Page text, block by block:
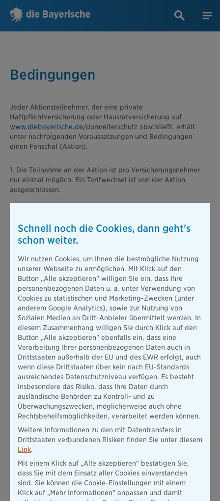
Bedingungen
Jeder Aktionsteilnehmer, der eine private
Haftpflichtversicherung oder Hausratversicherung auf
www.diebayerische.de/domreiterschutz abschließt, erhält
unter nachfolgenden Voraussetzungen und Bedingungen
einen Fanschal (Aktion).
1. Die Teilnahme an der Aktion ist pro Versicherungsnehmer
nur einmal möglich. Ein Tarifwechsel ist von der Aktion
ausgeschlossen.
Fanschals.
3. Den Fanschal erhält der Versicherungsnehmer ca. 4 Wochen
nach Vertragsbeginn, versandt an die im Onlineantrag
hinterlegte Adresse. Vorausgesetzt, dass Sie Ihre
Vertragserklärung nicht innerhalb von 14 Tagen widerrufen,
mindestens der erste Versicherungsbeitrag bezahlt wurde und
der Vertrag ungekündigt ist.
4. Die Bayerische behält sich das Recht vor, die Aktion ohne
Angaben von Gründen zu unterbrechen oder ganz zu
beenden, bzw. den Aktionszeitraum zu verkürzen. Dies gilt
insbesondere im Falle anhaltender technischer Störungen
oder dem Verdacht von technischer Manipulation der Aktion.
Auch für den Fall eines sonstigen Missbrauchs oder eines
Verdachts hierzu behält sich die Bayerische dieses Recht vor.
5. Die Bayerische behält sich das Recht vor, Personen von der
Teilnahme an der Aktion auszuschließen, wenn der Verdacht
besteht, dass sie gegen diese Aktionsbedingungen verstoßen.
Dies gilt insbesondere für den Fall einer mehrmaligen
Teilnahme durch missbräuchlichen Mehrfachabschluss.
Schnell noch die Cookies, dann geht's
schon weiter.
Wir nutzen Cookies, um Ihnen die bestmögliche Nutzung
unserer Webseite zu ermöglichen. Mit Klick auf den
Button „Alle akzeptieren" willigen Sie ein, dass Ihre
personenbezogenen Daten u. a. unter Verwendung von
Cookies zu statistischen und Marketing-Zwecken (unter
anderem Google Analytics), sowie zur Nutzung von
Sozialen Medien an Dritt-Anbieter übermittelt werden. In
diesem Zusammenhang willigen Sie durch Klick auf den
Button „Alle akzeptieren" ebenfalls ein, dass eine
Verarbeitung Ihrer personenbezogenen Daten auch in
Drittstaaten außerhalb der EU und des EWR erfolgt, auch
wenn diese Drittstaaten über kein nach EU-Standards
ausreichendes Datenschutzniveau verfügen. Es besteht
insbesondere das Risiko, dass Ihre Daten durch
ausländische Behörden zu Kontroll- und zu
Überwachungszwecken, möglicherweise auch ohne
Rechtsbehelfsmöglichkeiten, verarbeitet werden können.
Weitere Informationen zu den mit Datentransfers in
Drittstaaten verbundenen Risiken finden Sie unter diesem
Link.
Mit einem Klick auf „Alle akzeptieren" bestätigen Sie,
dass Sie mit dem Einsatz aller Cookies einverstanden
sind. Sie können die Cookie-Einstellungen mit einem
Klick auf „Mehr Informationen" anpassen und damit